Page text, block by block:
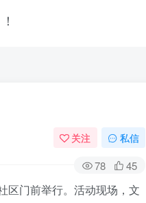
关注 私信
78 45
区门前举行。活动现场，文